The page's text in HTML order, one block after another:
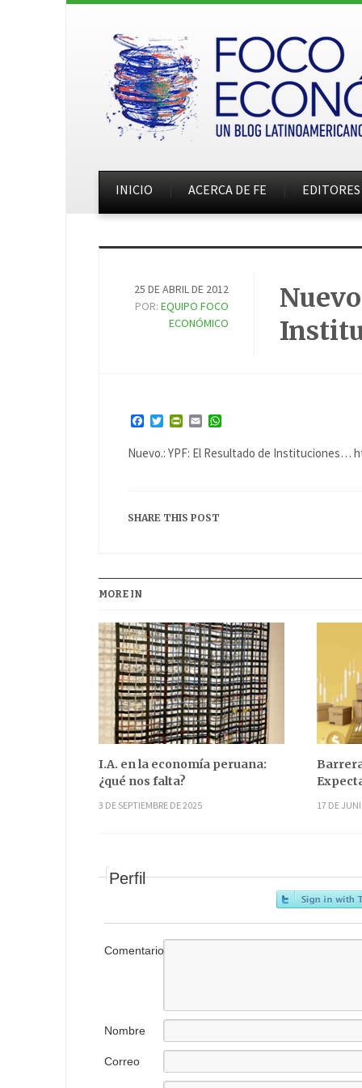
INICIO ACERCA DE FE EDITORES
25 DE ABRIL DE 2012
POR:EQUIPO FOCO
ECONÓMICO
Facebook
TwitterPrintFriendly
Email
Nuevo.: YPF: El Resultado de Instituciones…
SHARE THIS POST
MORE IN
I.A. en la economía peruana:
¿qué nos falta?
3 DE SEPTIEMBRE DE 2025 17 DE
Perfil
Comentario
Nombre
Correo